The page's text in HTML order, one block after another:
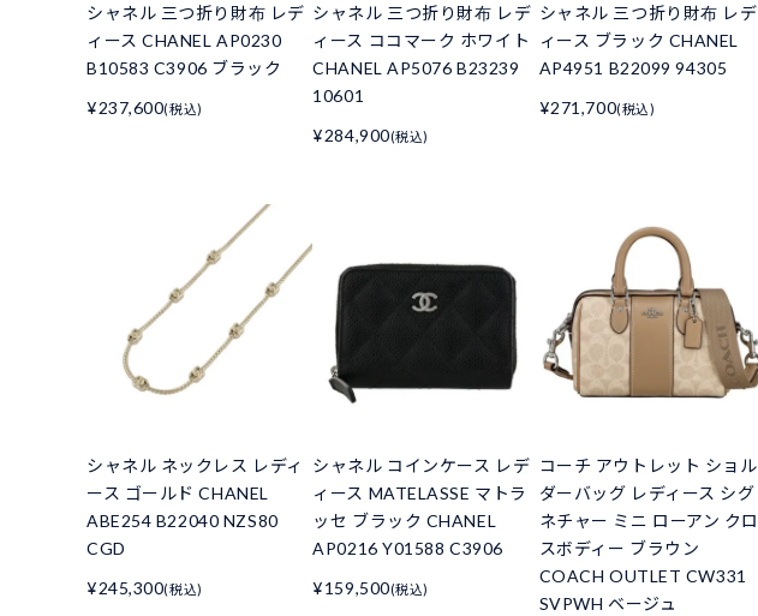
シャネル 三つ折り財布 レデ
ィース CHANEL AP0230
B10583 C3906 ブラック
¥237,600(税込)
シャネル 三つ折り財布 レデ
ィース ココマーク ホワイト
CHANEL AP5076 B23239
10601
¥284,900(税込)
シャネル 三つ折り財布 レデ
ィース ブラック CHANEL
AP4951 B22099 94305
¥271,700(税込)
シャネル ネックレス レディ
ース ゴールド CHANEL
ABE254 B22040 NZS80
CGD
¥245,300(税込)
シャネル コインケース レデ
ィース MATELASSE マトラ
ッセ ブラック CHANEL
AP0216 Y01588 C3906
¥159,500(税込)
コーチ アウトレット ショル
ダーバッグ レディース シグ
ネチャー ミニ ローアン クロ
スボディー ブラウン
COACH OUTLET CW331
SVPWH ベージュ